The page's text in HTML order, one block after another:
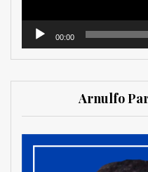
00:00
Arnulfo